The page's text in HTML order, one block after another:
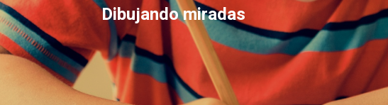
Dibujando miradas